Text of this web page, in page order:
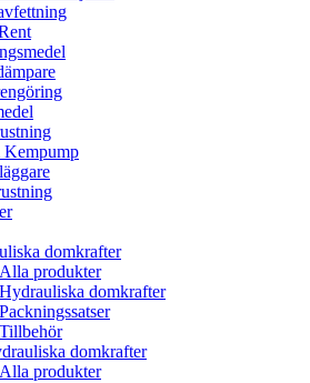
domkrafter
Alla produkter
Hydrauliska domkrafter
Packningssatser
Tillbehör
domkrafter
Alla produkter